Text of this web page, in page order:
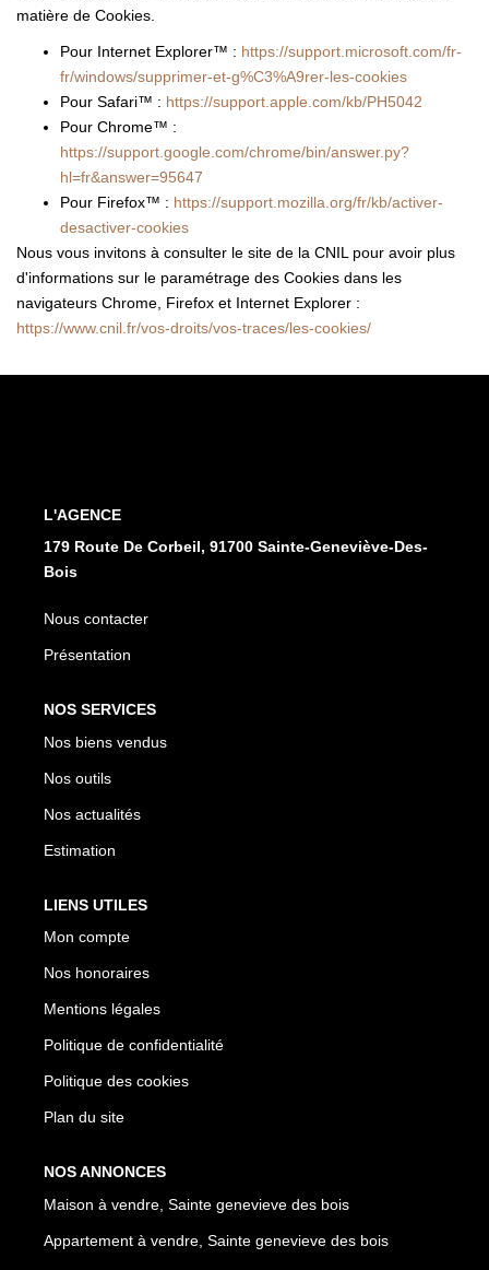
matière de Cookies.
Pour Internet Explorer™ : https://support.microsoft.com/fr-
fr/windows/supprimer-et-g%C3%A9rer-les-cookies
Pour Safari™ : https://support.apple.com/kb/PH5042
Pour Chrome™ :
https://support.google.com/chrome/bin/answer.py?
hl=fr&answer=95647
Pour Firefox™ : https://support.mozilla.org/fr/kb/activer-
desactiver-cookies
Nous vous invitons à consulter le site de la CNIL pour avoir plus
d'informations sur le paramétrage des Cookies dans les
navigateurs Chrome, Firefox et Internet Explorer :
https://www.cnil.fr/vos-droits/vos-traces/les-cookies/
L'AGENCE
179 Route De Corbeil, 91700 Sainte-Geneviève-Des-
Bois
Nous contacter
Présentation
NOS SERVICES
Nos biens vendus
Nos outils
Nos actualités
Estimation
LIENS UTILES
Mon compte
Nos honoraires
Mentions légales
Politique de confidentialité
Politique des cookies
Plan du site
NOS ANNONCES
Maison à vendre, Sainte genevieve des bois
Appartement à vendre, Sainte genevieve des bois